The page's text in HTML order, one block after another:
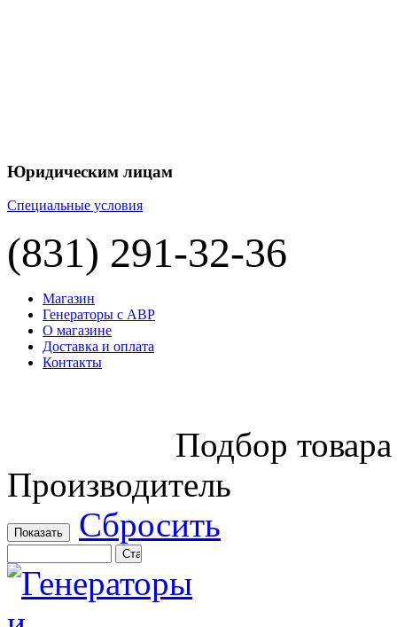
Юридическим лицам
Специальные условия
(831) 291-32-36
Магазин
Генераторы с АВР
О магазине
Доставка и оплата
Контакты
Подбор товара
Производитель
Сбросить